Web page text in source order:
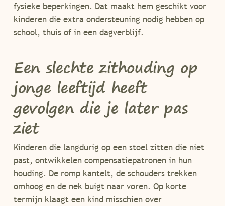
fysieke beperkingen. Dat maakt hem geschikt voor
kinderen die extra ondersteuning nodig hebben op
school, thuis of in een dagverblijf.
Een slechte zithouding op
jonge leeftijd heeft
gevolgen die je later pas
ziet
Kinderen die langdurig op een stoel zitten die niet
past, ontwikkelen compensatiepatronen in hun
houding. De romp kantelt, de schouders trekken
omhoog en de nek buigt naar voren. Op korte
termijn klaagt een kind misschien over